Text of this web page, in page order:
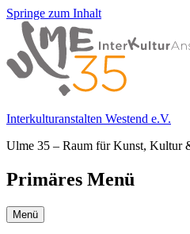
Springe zum Inhalt
Interkulturanstalten Westend e.V.
Ulme 35 – Raum für Kunst, Kultur
Primäres Menü
Menü